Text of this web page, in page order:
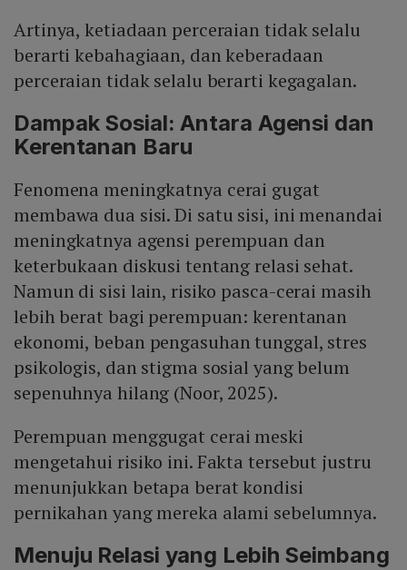
Artinya, ketiadaan perceraian tidak selalu
berarti kebahagiaan, dan keberadaan
perceraian tidak selalu berarti kegagalan.
Dampak Sosial: Antara Agensi dan
Kerentanan Baru
Fenomena meningkatnya cerai gugat
membawa dua sisi. Di satu sisi, ini menandai
meningkatnya agensi perempuan dan
keterbukaan diskusi tentang relasi sehat.
Namun di sisi lain, risiko pasca-cerai masih
lebih berat bagi perempuan: kerentanan
ekonomi, beban pengasuhan tunggal, stres
psikologis, dan stigma sosial yang belum
sepenuhnya hilang (Noor, 2025).
Perempuan menggugat cerai meski
mengetahui risiko ini. Fakta tersebut justru
menunjukkan betapa berat kondisi
pernikahan yang mereka alami sebelumnya.
Menuju Relasi yang Lebih Seimbang